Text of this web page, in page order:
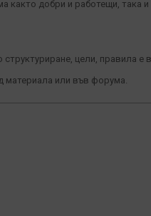
както добри и работещи, така и
цели, правила е в
материала или във форума.